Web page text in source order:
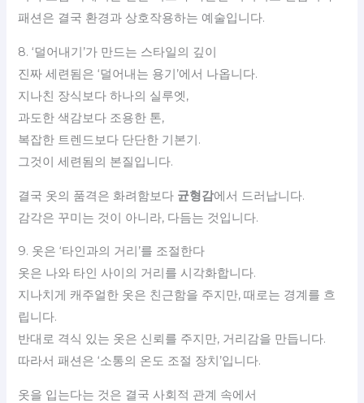
패션은 결국 환경과 상호작용하는 예술입니다.
8. ‘덜어내기’가 만드는 스타일의 깊이
진짜 세련됨은 ‘덜어내는 용기’에서 나옵니다.
지나친 장식보다 하나의 실루엣,
과도한 색감보다 조용한 톤,
복잡한 트렌드보다 단단한 기본기.
그것이 세련됨의 본질입니다.
결국 옷의 품격은 화려함보다 균형감에서 드러납니다.
감각은 꾸미는 것이 아니라, 다듬는 것입니다.
9. 옷은 ‘타인과의 거리’를 조절한다
옷은 나와 타인 사이의 거리를 시각화합니다.
지나치게 캐주얼한 옷은 친근함을 주지만, 때로는 경계를 흐
립니다.
반대로 격식 있는 옷은 신뢰를 주지만, 거리감을 만듭니다.
따라서 패션은 ‘소통의 온도 조절 장치’입니다.
옷을 입는다는 것은 결국 사회적 관계 속에서